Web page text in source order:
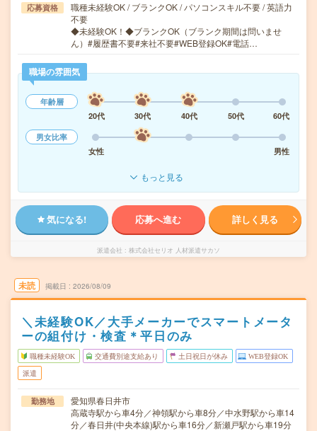
応募資格
職種未経験OK / ブランクOK / パソコンスキル不要 / 英語力
不要
◆未経験OK！◆ブランクOK（ブランク期間は問いませ
ん）#履歴書不要#来社不要#WEB登録OK#電話…
職場の雰囲気
年齢層
20代
30代 40代 50代
60代
男女比率
女性
男性
もっと見る
気になる! 応募へ進む 詳しく見る
派遣会社 株式会社セリオ 人材派遣サカソ
未読 掲載日 2026/08/09
＼未経験OK／大手メーカーでスマートメータ
ーの組付け・検査＊平日のみ
職種未経験OK 交通費別途支給あり 土日祝日が休み WEB登録OK
派遣
勤務地
愛知県春日井市
高蔵寺駅から車4分／神領駅から車8分／中水野駅から車14
分／春日井(中央本線)駅から車16分／新瀬戸駅から車19分